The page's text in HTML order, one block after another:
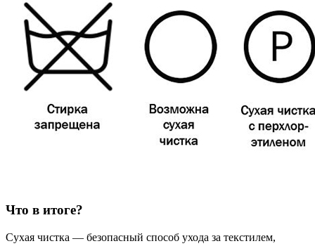
Что в итоге?
Сухая чистка — безопасный способ ухода за текстилем,